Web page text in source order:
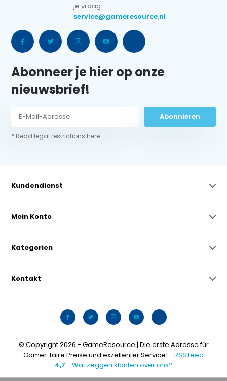
je vraag!
service@gameresource.nl
Abonneer je hier op onze
nieuwsbrief!
Abonnieren
* Read legal restrictions here
Kundendienst
Mein Konto
Kategorien
Kontakt
© Copyright 2026 - GameResource | Die erste Adresse für
Gamer: faire Preise und exzellenter Service! - RSS feed
4,7 - Wat zeggen klanten over ons?